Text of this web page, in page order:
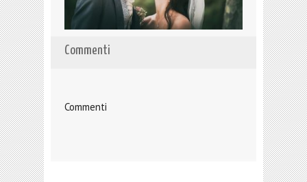
Commenti
Commenti